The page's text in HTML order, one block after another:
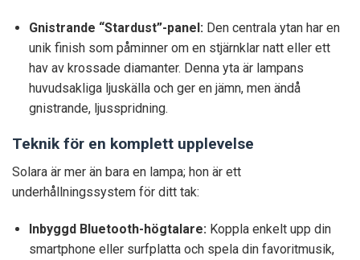
Gnistrande “Stardust”-panel: Den centrala ytan har en
unik finish som påminner om en stjärnklar natt eller ett
hav av krossade diamanter. Denna yta är lampans
huvudsakliga ljuskälla och ger en jämn, men ändå
gnistrande, ljusspridning.
Teknik för en komplett upplevelse
Solara är mer än bara en lampa; hon är ett
underhållningssystem för ditt tak:
Inbyggd Bluetooth-högtalare:Koppla enkelt upp din
smartphone eller surfplatta och spela din favoritmusik,